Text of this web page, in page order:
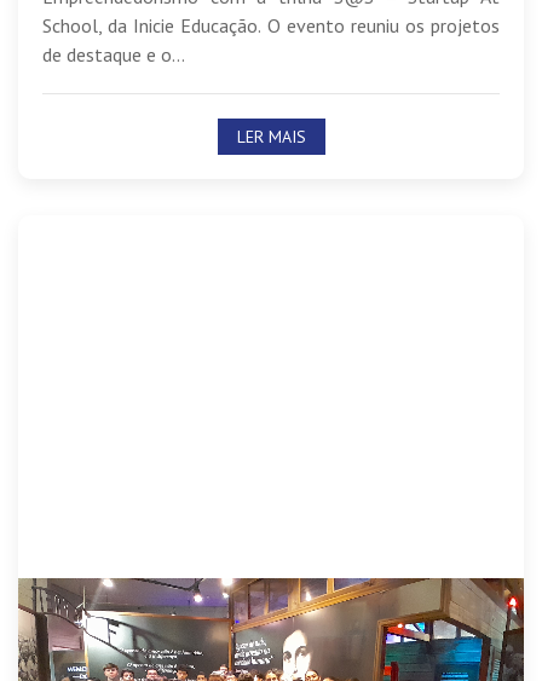
School, da Inicie Educação. O evento reuniu os projetos
de destaque e o...
LER MAIS